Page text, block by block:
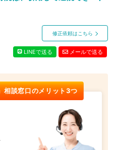
修正依頼はこちら
LINEで送る メールで送る
相談窓口のメリット3つ